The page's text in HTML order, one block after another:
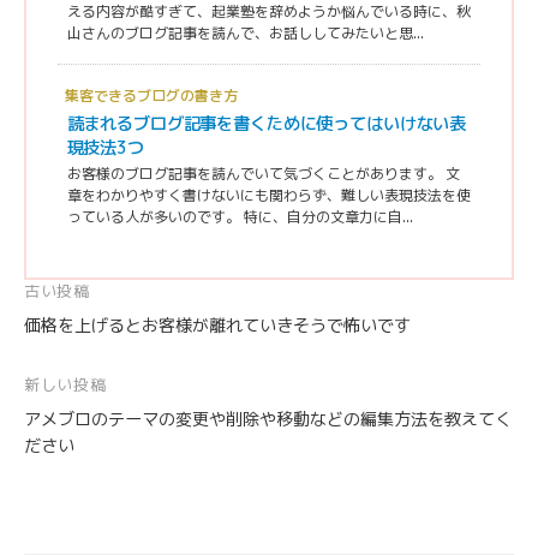
える内容が酷すぎて、起業塾を辞めようか悩んでいる時に、秋
山さんのブログ記事を読んで、お話ししてみたいと思...
集客できるブログの書き方
読まれるブログ記事を書くために使ってはいけない表
現技法3つ
お客様のブログ記事を読んでいて気づくことがあります。 文
章をわかりやすく書けないにも関わらず、難しい表現技法を使
っている人が多いのです。 特に、自分の文章力に自...
投
稿
ナ
ビ
ゲ
古い投稿
価格を上げるとお客様が離れていきそうで怖いです
新しい投稿
アメブロのテーマの変更や削除や移動などの編集方法を教えてく
ださい